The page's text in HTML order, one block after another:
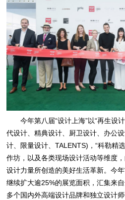
今年第八届“设计上海”以“再生设计
代设计、精典设计、厨卫设计、办公
计、限量设计、TALENTS)，“科勒精
作坊，以及各类现场设计活动等维度
设计力量所创造的美好生活革新。今
继续扩大逾25%的展览面积，汇集来
多个国内外高端设计品牌和独立设计师